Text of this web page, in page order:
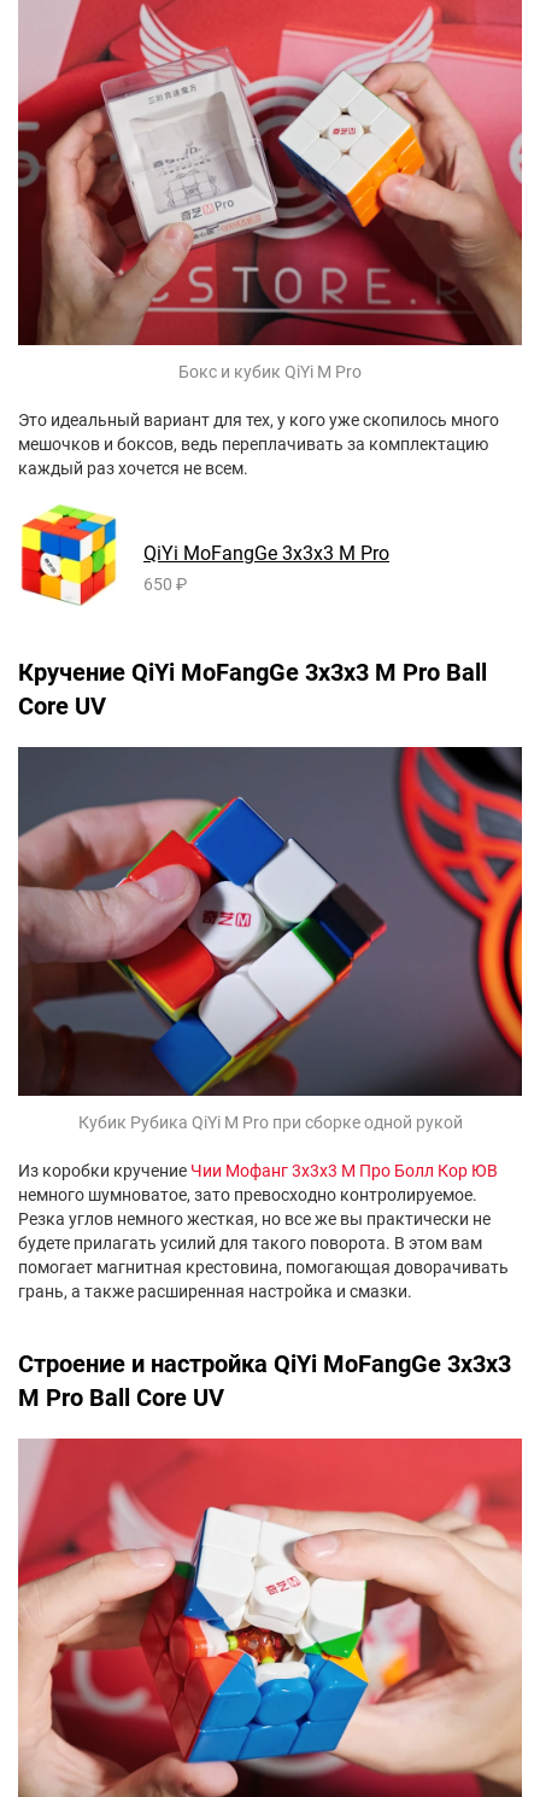
Бокс и кубик QiYi M Pro
Это идеальный вариант для тех, у кого уже скопилось много
мешочков и боксов, ведь переплачивать за комплектацию
каждый раз хочется не всем.
QiYi MoFangGe 3x3x3 M Pro
650 ₽
Кручение QiYi MoFangGe 3x3x3 M Pro Ball
Core UV
Кубик Рубика QiYi M Pro при сборке одной рукой
Из коробки кручение Чии Мофанг 3х3х3 М Про Болл Кор ЮВ
немного шумноватое, зато превосходно контролируемое.
Резка углов немного жесткая, но все же вы практически не
будете прилагать усилий для такого поворота. В этом вам
помогает магнитная крестовина, помогающая доворачивать
грань, а также расширенная настройка и смазки.
Строение и настройка QiYi MoFangGe 3x3x3
M Pro Ball Core UV